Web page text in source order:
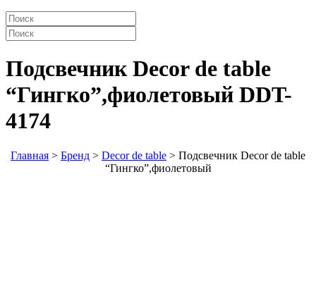
Подсвечник Decor de table
“Гингко”,фиолетовый DDT-
4174
Главная > Бренд > Decor de table > Подсвечник Decor de table
“Гингко”,фиолетовый